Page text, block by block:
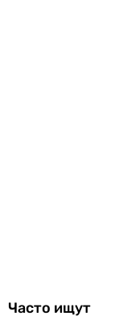
Часто ищут